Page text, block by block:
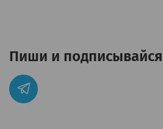
Пиши и подписывайся